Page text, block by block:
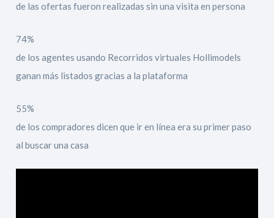
de las ofertas fueron realizadas sin una visita en persona
74%
de los agentes usando Recorridos virtuales Hollimodels
ganan más listados gracias a la plataforma
55%
de los compradores dicen que ir en línea era su primer paso
al buscar una casa